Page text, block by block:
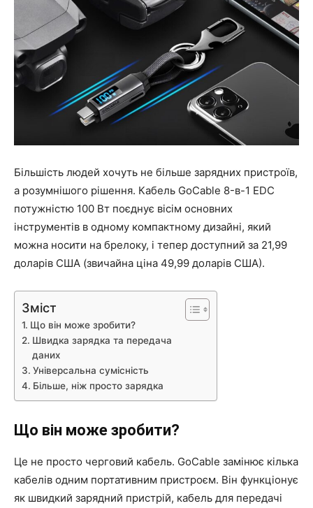
Більшість людей хочуть не більше зарядних пристроїв,
а розумнішого рішення. Кабель GoCable 8-в-1 EDC
потужністю 100 Вт поєднує вісім основних
інструментів в одному компактному дизайні, який
можна носити на брелоку, і тепер доступний за 21,99
доларів США (звичайна ціна 49,99 доларів США).
Зміст
Що він може зробити?
Швидка зарядка та передача
даних
Універсальна сумісність
Більше, ніж просто зарядка
Що він може зробити?
Це не просто черговий кабель. GoCable замінює кілька
кабелів одним портативним пристроєм. Він функціонує
як швидкий зарядний пристрій, кабель для передачі